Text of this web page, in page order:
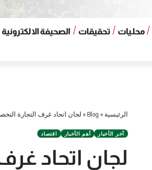
محليات تحقيقات الصحيفة الالكترونية
الرئيسية »
Blog
» لجان اتحاد غرف التجارة
آخر الأخبار أهم الأخبار اقتصاد
لجان اتحاد